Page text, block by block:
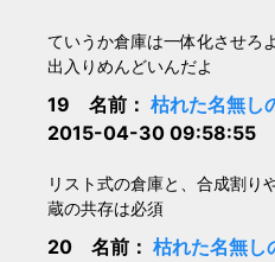
ていうか倉庫は一体化させろよ
出入りめんどいんだよ
19 名前： 枯れた名無し
2015-04-30 09:58:55
リスト式の倉庫と、合成割り
蔵の共存は必須
20 名前： 枯れた名無し